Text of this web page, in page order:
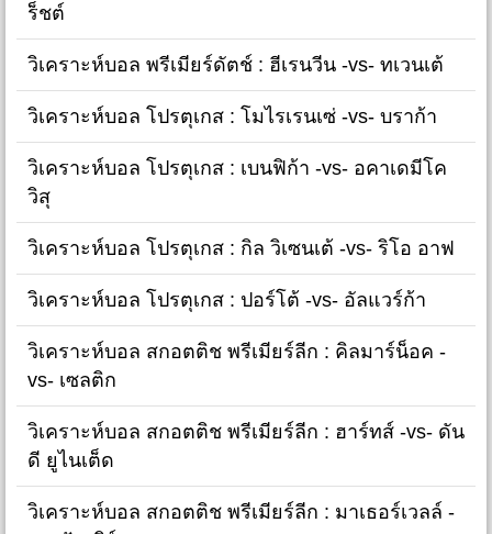
ร็ชต์
วิเคราะห์บอล พรีเมียร์ดัตช์ : ฮีเรนวีน -vs- ทเวนเต้
วิเคราะห์บอล โปรตุเกส : โมไรเรนเซ่ -vs- บราก้า
วิเคราะห์บอล โปรตุเกส : เบนฟิก้า -vs- อคาเดมีโค
วิสุ
วิเคราะห์บอล โปรตุเกส : กิล วิเซนเต้ -vs- ริโอ อาฟ
วิเคราะห์บอล โปรตุเกส : ปอร์โต้ -vs- อัลแวร์ก้า
วิเคราะห์บอล สกอตติช พรีเมียร์ลีก : คิลมาร์น็อค -
vs- เซลติก
วิเคราะห์บอล สกอตติช พรีเมียร์ลีก : ฮาร์ทส์ -vs- ดัน
ดี ยูไนเต็ด
วิเคราะห์บอล สกอตติช พรีเมียร์ลีก : มาเธอร์เวลล์ -